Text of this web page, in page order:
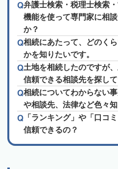
弁護士検索・税理士検索
機能を使って専門家に相
か？
相続にあたって、どのく
かを知りたいです。
土地を相続したのですが
信頼できる相談先を探して
相続についてわからない
や相談先、法律など色々知
「ランキング」や「口コ
信頼できるの？